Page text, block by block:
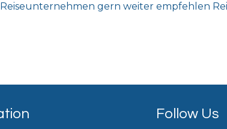
gern weiter empfehlen
Follow Us